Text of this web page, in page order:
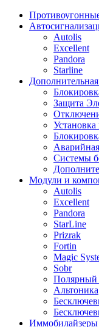
Autolis
Excellent
Pandora
Starline
Защита
Системы
Модули и
Autolis
Excellent
Pandora
StarLine
Prizrak
Fortin
Magic
Sobr
Полярный
Альтоника
Иммобилайзеры